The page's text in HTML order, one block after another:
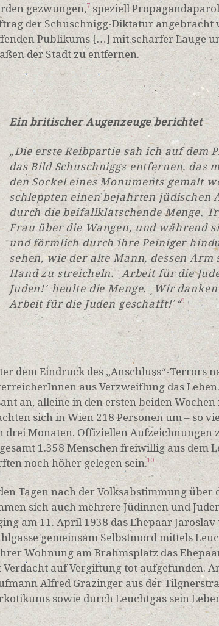
gezwungen,7speziell
der Schuschnigg-Diktatur angebracht
Publikums […] mit scharfer Lauge
der Stadt zu entfernen.
Ein britischer Augenzeuge berichtet
„Die erste Reibpartie sah ich auf dem
das Bild Schuschniggs entfernen, das
den Sockel eines Monuments gemalt
schleppten einen bejahrten jüdischen
durch die beifallklatschende Menge.
Frau über die Wangen, und während
und förmlich durch ihre Peiniger
sehen, wie der alte Mann, dessen
Hand zu streicheln. ͵Arbeit für die
Juden!ʹ heulte die Menge. ͵Wir
Arbeit für die Juden geschafft!ʹ“9
dem Eindruck des „Anschluss“-Terrors
aus Verzweiflung das
an, alleine in den ersten beiden Wochen
sich in Wien 218 Personen um – so
drei Monaten. Offiziellen Aufzeichnungen
1.358 Menschen freiwillig aus dem
noch höher gelegen sein.10
Tagen nach der Volksabstimmung über
sich auch mehrere Jüdinnen und
am 11. April 1938 das Ehepaar Jaroslav
gemeinsam Selbstmord mittels
Wohnung am Brahmsplatz das
Verdacht auf Vergiftung tot aufgefunden.
Alfred Grazinger aus der
sowie durch Leuchtgas sein